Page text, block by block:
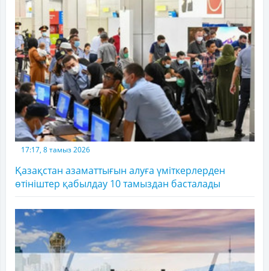
17:17, 8 тамыз 2026
Қазақстан азаматтығын алуға үміткерлерден
өтініштер қабылдау 10 тамыздан басталады